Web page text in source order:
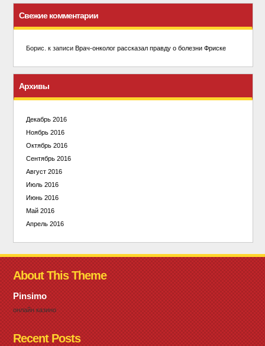
Свежие комментарии
Борис. к записи Врач-онколог рассказал правду о болезни Фриске
Архивы
Декабрь 2016
Ноябрь 2016
Октябрь 2016
Сентябрь 2016
Август 2016
Июль 2016
Июнь 2016
Май 2016
Апрель 2016
About This Theme
Pinsimo
онлайн казино
Recent Posts